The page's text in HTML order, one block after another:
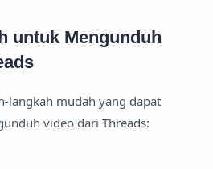
untuk Mengunduh
langkah mudah yang dapat
video dari Threads: